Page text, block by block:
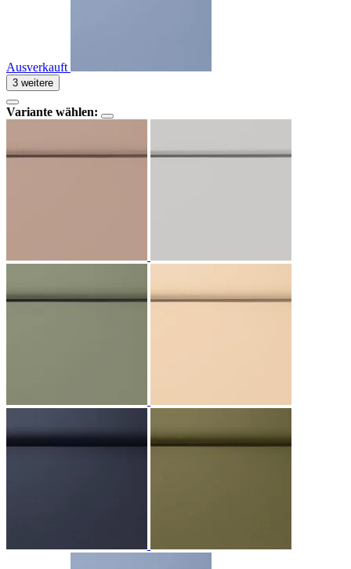
Ausverkauft
3 weitere
Variante wählen: